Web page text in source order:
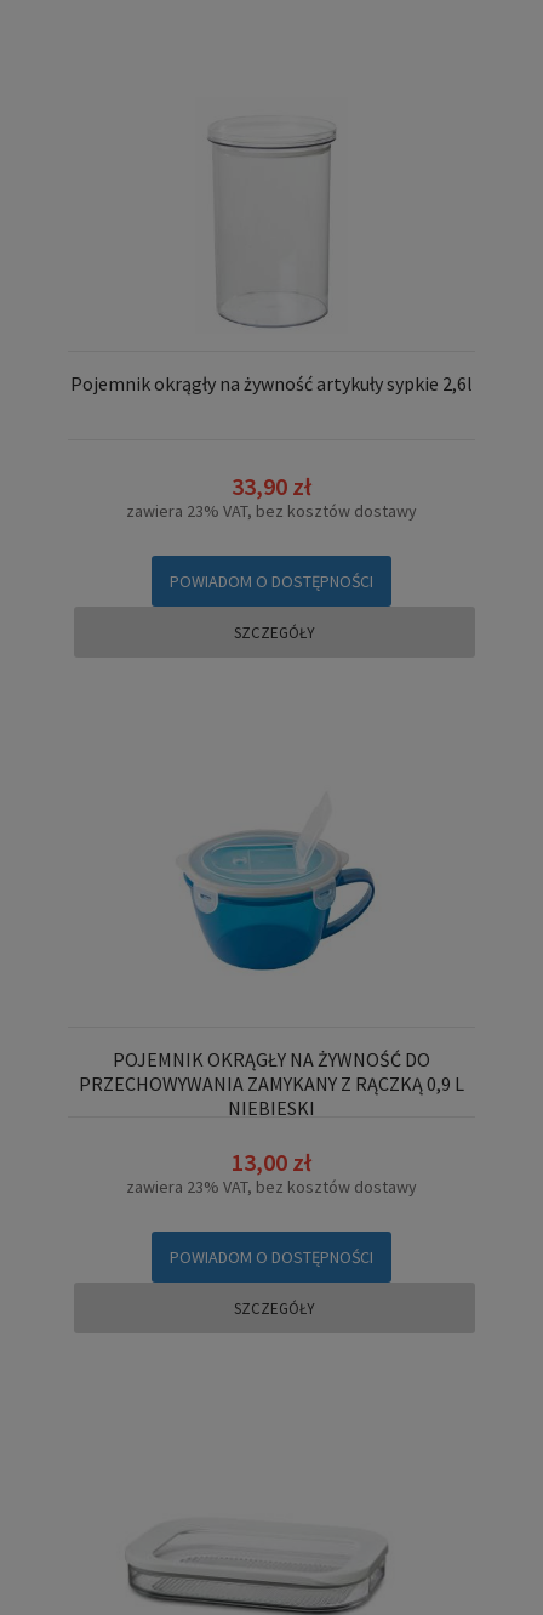
Pojemnik okrągły na żywność artykuły sypkie 2,6l
33,90 zł
zawiera 23% VAT, bez kosztów dostawy
POWIADOM O DOSTĘPNOŚCI
SZCZEGÓŁY
POJEMNIK OKRĄGŁY NA ŻYWNOŚĆ DO
PRZECHOWYWANIA ZAMYKANY Z RĄCZKĄ 0,9 L
NIEBIESKI
13,00 zł
zawiera 23% VAT, bez kosztów dostawy
POWIADOM O DOSTĘPNOŚCI
SZCZEGÓŁY